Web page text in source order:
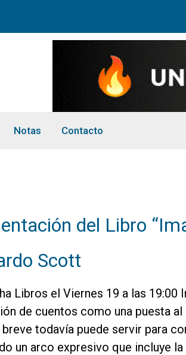
Notas Contacto
del Libro
Scott
Libros el Viernes 19 a las 19:00
de cuentos como una puesta
todavía puede servir para
un arco expresivo que incluye